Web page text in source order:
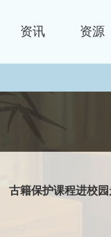
资讯 资源
古籍保护课程进校